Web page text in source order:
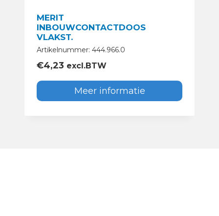
MERIT
INBOUWCONTACTDOOS
VLAKST.
Artikelnummer: 444.966.0
€4,23 excl.BTW
Meer informatie